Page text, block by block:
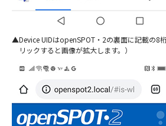
Device UIDはopenSPOT・2の裏面に記載の8
リックすると画像が拡大します。）